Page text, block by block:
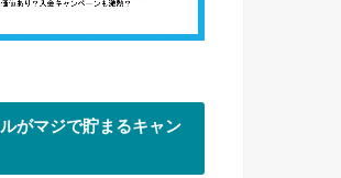
がマジで貯まるキャン